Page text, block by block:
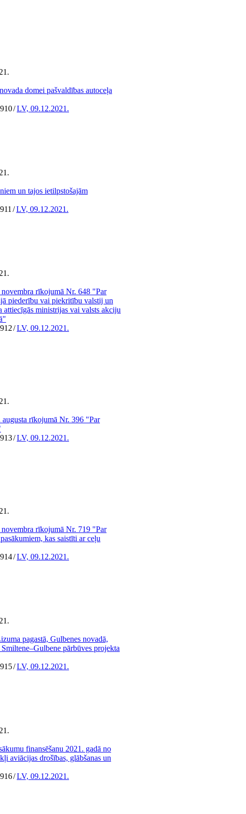
domei pašvaldības autoceļa
/LV, 09.12.2021.
un tajos ietilpstošajām
/LV, 09.12.2021.
rīkojumā Nr. 648 "Par
piederību vai piekritību valstij un
attiecīgās ministrijas vai valsts akciju
/LV, 09.12.2021.
rīkojumā Nr. 396 "Par
/LV, 09.12.2021.
rīkojumā Nr. 719 "Par
kas saistīti ar ceļu
/LV, 09.12.2021.
pagastā, Gulbenes novadā,
pārbūves projekta
/LV, 09.12.2021.
finansēšanu 2021. gadā no
aviācijas drošības, glābšanas un
/LV, 09.12.2021.